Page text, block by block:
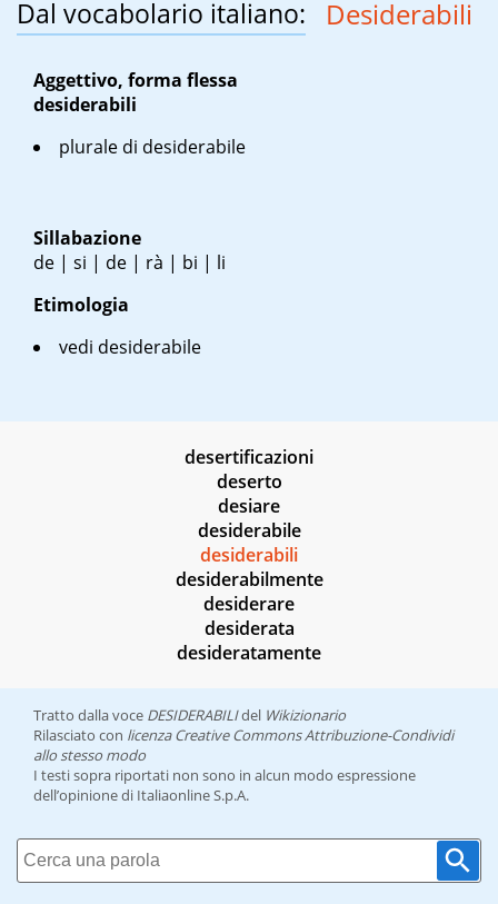
Dal vocabolario italiano: Desiderabili
Aggettivo, forma flessa
desiderabili
plurale di desiderabile
Sillabazione
de | si | de | rà | bi | li
Etimologia
vedi desiderabile
desertificazioni
deserto
desiare
desiderabile
desiderabili
desiderabilmente
desiderare
desiderata
desideratamente
Tratto dalla voce DESIDERABILIdel Wikizionario
Rilasciato con licenza Creative Commons Attribuzione-Condividi
allo stesso modo
I testi sopra riportati non sono in alcun modo espressione
dell’opinione di Italiaonline S.p.A.